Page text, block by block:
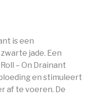
is een
jade. Een
– On Drainant
en stimuleert
af te voeren. De